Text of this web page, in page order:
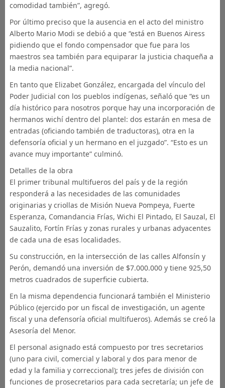
comodidad también”, agregó.
Por último preciso que la ausencia en el acto del ministro
Alberto Mario Modi se debió a que “está en Buenos Airess
pidiendo que el fondo compensador que fue para los
maestros sea también para equiparar la justicia chaqueña a
la media nacional”.
En tanto que Elizabet González, encargada del vínculo del
Poder Judicial con los pueblos indígenas, señaló que “es un
día histórico para nosotros porque hay una incorporación de
hermanos wichí dentro del plantel: dos estarán en mesa de
entradas (oficiando también de traductoras), otra en la
defensoría oficial y un hermano en el juzgado”. “Esto es un
avance muy importante” culminó.
Detalles de la obra
El primer tribunal multifueros del país y de la región
responderá a las necesidades de las comunidades
originarias y criollas de Misión Nueva Pompeya, Fuerte
Esperanza, Comandancia Frías, Wichi El Pintado, El Sauzal, El
Sauzalito, Fortín Frías y zonas rurales y urbanas adyacentes
de cada una de esas localidades.
Su construcción, en la intersección de las calles Alfonsín y
Perón, demandó una inversión de $7.000.000 y tiene 925,50
metros cuadrados de superficie cubierta.
En la misma dependencia funcionará también el Ministerio
Público (ejercido por un fiscal de investigación, un agente
fiscal y una defensoría oficial multifueros). Además se creó la
Asesoría del Menor.
El personal asignado está compuesto por tres secretarios
(uno para civil, comercial y laboral y dos para menor de
edad y la familia y correccional); tres jefes de división con
funciones de prosecretarios para cada secretaría; un jefe de